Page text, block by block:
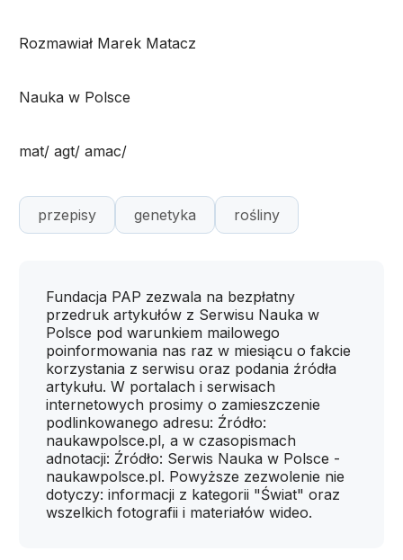
Rozmawiał Marek Matacz
Nauka w Polsce
mat/ agt/ amac/
przepisy genetyka rośliny
Fundacja PAP zezwala na bezpłatny
przedruk artykułów z Serwisu Nauka w
Polsce pod warunkiem mailowego
poinformowania nas raz w miesiącu o fakcie
korzystania z serwisu oraz podania źródła
artykułu. W portalach i serwisach
internetowych prosimy o zamieszczenie
podlinkowanego adresu: Źródło:
naukawpolsce.pl, a w czasopismach
adnotacji: Źródło: Serwis Nauka w Polsce -
naukawpolsce.pl. Powyższe zezwolenie nie
dotyczy: informacji z kategorii "Świat" oraz
wszelkich fotografii i materiałów wideo.